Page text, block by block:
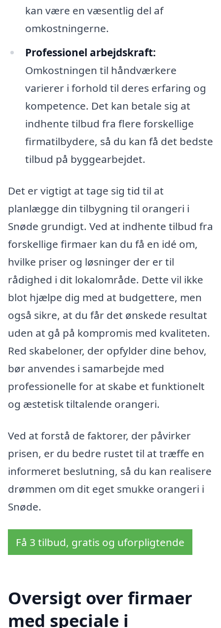
kan være en væsentlig del af
omkostningerne.
Professionel arbejdskraft:
Omkostningen til håndværkere
varierer i forhold til deres erfaring og
kompetence. Det kan betale sig at
indhente tilbud fra flere forskellige
firmatilbydere, så du kan få det bedste
tilbud på byggearbejdet.
Det er vigtigt at tage sig tid til at
planlægge din tilbygning til orangeri i
Snøde grundigt. Ved at indhente tilbud fra
forskellige firmaer kan du få en idé om,
hvilke priser og løsninger der er til
rådighed i dit lokalområde. Dette vil ikke
blot hjælpe dig med at budgettere, men
også sikre, at du får det ønskede resultat
uden at gå på kompromis med kvaliteten.
Red skabeloner, der opfylder dine behov,
bør anvendes i samarbejde med
professionelle for at skabe et funktionelt
og æstetisk tiltalende orangeri.
Ved at forstå de faktorer, der påvirker
prisen, er du bedre rustet til at træffe en
informeret beslutning, så du kan realisere
drømmen om dit eget smukke orangeri i
Snøde.
Få 3 tilbud, gratis og uforpligtende
Oversigt over firmaer
med speciale i